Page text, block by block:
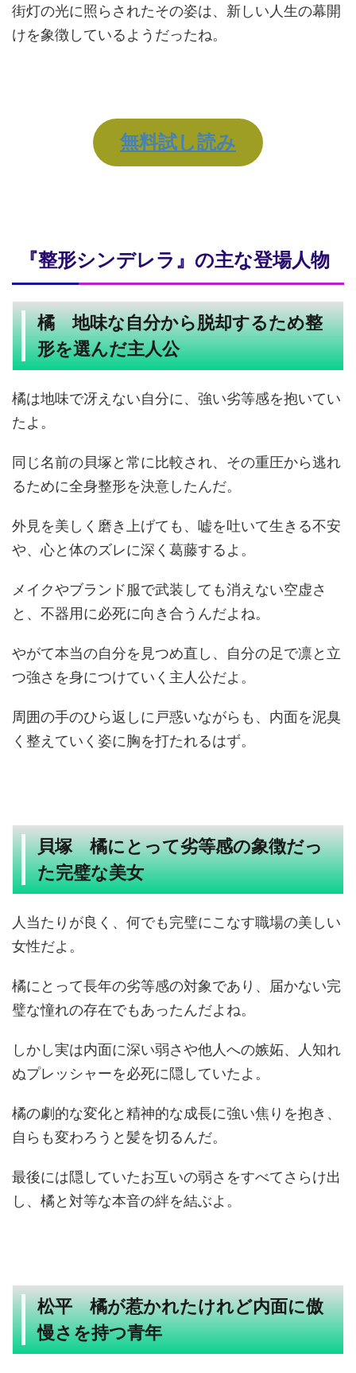
街灯の光に照らされたその姿は、新しい人生の幕開
けを象徴しているようだったね。
無料試し読み
『整形シンデレラ』の主な登場人物
橘 地味な自分から脱却するため整
形を選んだ主人公
橘は地味で冴えない自分に、強い劣等感を抱いてい
たよ。
同じ名前の貝塚と常に比較され、その重圧から逃れ
るために全身整形を決意したんだ。
外見を美しく磨き上げても、嘘を吐いて生きる不安
や、心と体のズレに深く葛藤するよ。
メイクやブランド服で武装しても消えない空虚さ
と、不器用に必死に向き合うんだよね。
やがて本当の自分を見つめ直し、自分の足で凛と立
つ強さを身につけていく主人公だよ。
周囲の手のひら返しに戸惑いながらも、内面を泥臭
く整えていく姿に胸を打たれるはず。
貝塚 橘にとって劣等感の象徴だっ
た完璧な美女
人当たりが良く、何でも完璧にこなす職場の美しい
女性だよ。
橘にとって長年の劣等感の対象であり、届かない完
璧な憧れの存在でもあったんだよね。
しかし実は内面に深い弱さや他人への嫉妬、人知れ
ぬプレッシャーを必死に隠していたよ。
橘の劇的な変化と精神的な成長に強い焦りを抱き、
自らも変わろうと髪を切るんだ。
最後には隠していたお互いの弱さをすべてさらけ出
し、橘と対等な本音の絆を結ぶよ。
松平 橘が惹かれたけれど内面に傲
慢さを持つ青年